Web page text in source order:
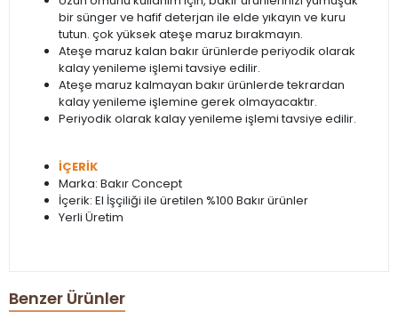
bir sünger ve hafif deterjan ile elde yıkayın ve kuru
tutun. çok yüksek ateşe maruz bırakmayın.
Ateşe maruz kalan bakır ürünlerde periyodik olarak
kalay yenileme işlemi tavsiye edilir.
Ateşe maruz kalmayan bakır ürünlerde tekrardan
kalay yenileme işlemine gerek olmayacaktır.
Periyodik olarak kalay yenileme işlemi tavsiye edilir.
İÇERİK
Marka: Bakır Concept
İçerik: El İşçiliği ile üretilen %100 Bakır ürünler
Yerli Üretim
Benzer Ürünler